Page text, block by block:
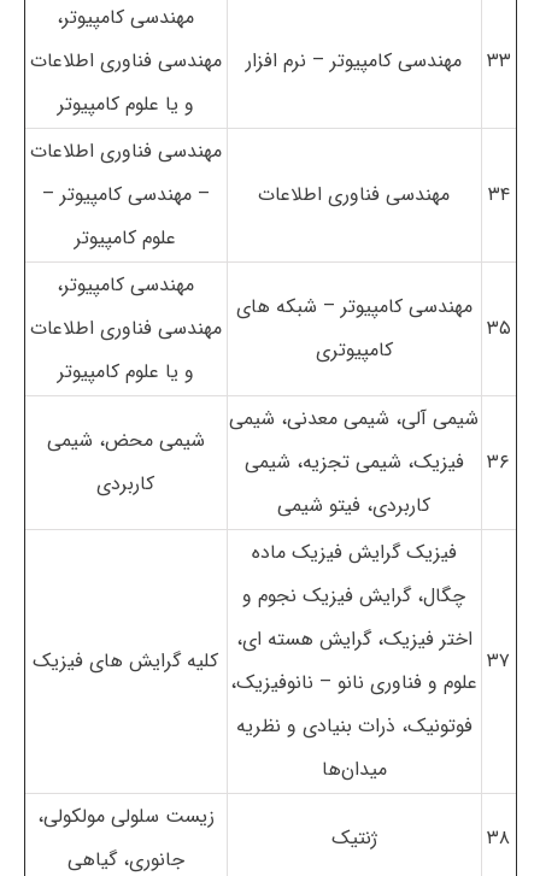
۳۳ مهندسی کامپیوتر – نرم افزار
مهندسی کامپیوتر،
مهندسی فناوری اطلاعات
و یا علوم کامپیوتر
۳۴ مهندسی فناوری اطلاعات
مهندسی فناوری اطلاعات
– مهندسی کامپیوتر –
علوم کامپیوتر
۳۵
مهندسی کامپیوتر – شبکه های
کامپیوتری
مهندسی کامپیوتر،
مهندسی فناوری اطلاعات
و یا علوم کامپیوتر
۳۶
شیمی آلی، شیمی معدنی، شیمی
فیزیک، شیمی تجزیه، شیمی
کاربردی، فیتو شیمی
شیمی محض، شیمی
کاربردی
۳۷
فیزیک گرایش فیزیک ماده
چگال، گرایش فیزیک نجوم و
اختر فیزیک، گرایش هسته ای،
علوم و فناوری نانو – نانوفیزیک،
فوتونیک، ذرات بنیادی و نظریه
میدان‌ها
کلیه گرایش های فیزیک
۳۸ ژنتیک
زیست سلولی مولکولی،
جانوری، گیاهی